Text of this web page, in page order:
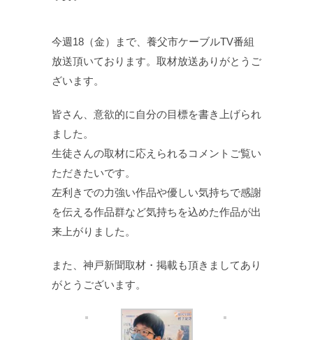
今週18（金）まで、養父市ケーブルTV番組
放送頂いております。取材放送ありがとうご
ざいます。
皆さん、意欲的に自分の目標を書き上げられ
ました。
生徒さんの取材に応えられるコメントご覧い
ただきたいです。
左利きでの力強い作品や優しい気持ちで感謝
を伝える作品群など気持ちを込めた作品が出
来上がりました。
また、神戸新聞取材・掲載も頂きましてあり
がとうございます。